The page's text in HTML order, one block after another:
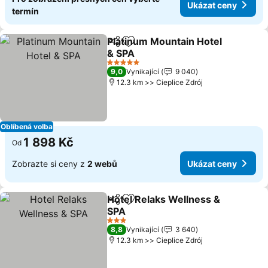
termín
Ukázat ceny
Oblíbená volba
SdíletPřidat na seznam oblíbených
Platinum Mountain Hotel
& SPA
Ukázat ceny
5 Počet hvězdiček
9,0 Vynikající
9 040
12.3 km >> Cieplice Zdrój
Od 1 898 Kč
Zobrazte si ceny z 2 webů Ukázat ceny
SdíletPřidat na seznam oblíbených
Hotel Relaks Wellness &
SPA
Ukázat ceny
3 Počet hvězdiček
8,8 Vynikající
3 640
12.3 km >> Cieplice Zdrój